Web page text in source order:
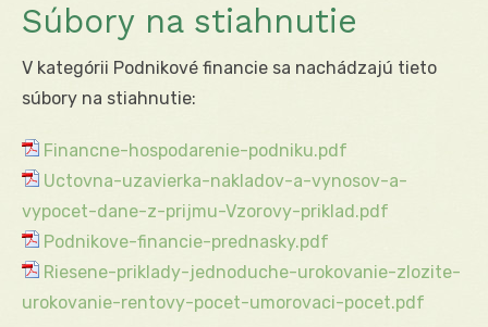
Súbory na stiahnutie
V kategórii Podnikové financie sa nachádzajú tieto
súbory na stiahnutie:
Financne-hospodarenie-podniku.pdf
Uctovna-uzavierka-nakladov-a-vynosov-a-
vypocet-dane-z-prijmu-Vzorovy-priklad.pdf
Podnikove-financie-prednasky.pdf
Riesene-priklady-jednoduche-urokovanie-zlozite-
urokovanie-rentovy-pocet-umorovaci-pocet.pdf